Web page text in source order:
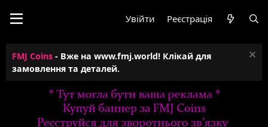
Увійти Реєстрація
FMJ Coins - Вже на www.fmj.world! Клікай для
замовлення та деталей.